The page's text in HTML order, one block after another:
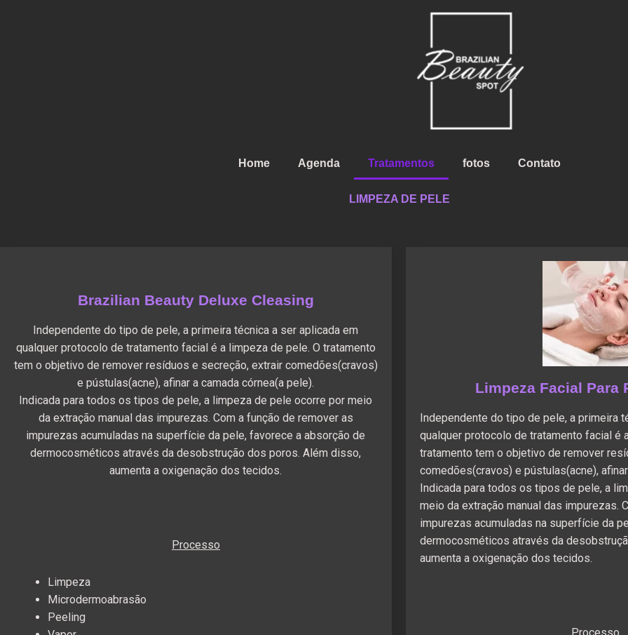
Home Agenda Tratamentos fotos Contato
LIMPEZA DE PELE
Brazilian Beauty Deluxe Cleasing
Independente do tipo de pele, a primeira técnica a ser aplicada em
qualquer protocolo de tratamento facial é a limpeza de pele. O tratamento
tem o objetivo de remover resíduos e secreção, extrair comedões(cravos)
e pústulas(acne), afinar a camada córnea(a pele).
Indicada para todos os tipos de pele, a limpeza de pele ocorre por meio
da extração manual das impurezas. Com a função de remover as
impurezas acumuladas na superfície da pele, favorece a absorção de
dermocosméticos através da desobstrução dos poros. Além disso,
aumenta a oxigenação dos tecidos.
Processo
Limpeza
Microdermoabrasão
Peeling
Limpeza Facial Para
Independente do tipo de pele, a primeira
qualquer protocolo de tratamento facial é
tratamento tem o objetivo de remover
comedões(cravos) e pústulas(acne),
Indicada para todos os tipos de pele, a
meio da extração manual das impurezas.
impurezas acumuladas na superfície da
dermocosméticos através da
aumenta a oxigenação dos tecidos.